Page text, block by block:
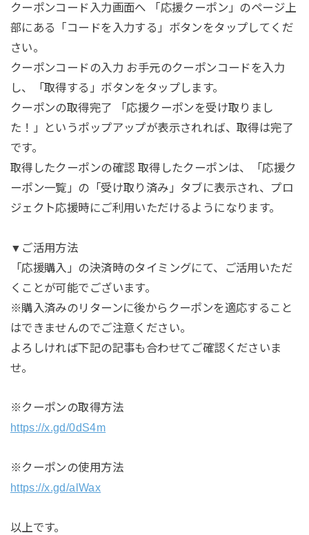
クーポンコード入力画面へ 「応援クーポン」のページ上
部にある「コードを入力する」ボタンをタップしてくだ
さい。
クーポンコードの入力 お手元のクーポンコードを入力
し、「取得する」ボタンをタップします。
クーポンの取得完了 「応援クーポンを受け取りまし
た！」というポップアップが表示されれば、取得は完了
です。
取得したクーポンの確認 取得したクーポンは、「応援ク
ーポン一覧」の「受け取り済み」タブに表示され、プロ
ジェクト応援時にご利用いただけるようになります。
▼ご活用方法
「応援購入」の決済時のタイミングにて、ご活用いただ
くことが可能でございます。
※購入済みのリターンに後からクーポンを適応すること
はできませんのでご注意ください。
よろしければ下記の記事も合わせてご確認くださいま
せ。
※クーポンの取得方法
https://x.gd/0dS4m
※クーポンの使用方法
https://x.gd/alWax
以上です。